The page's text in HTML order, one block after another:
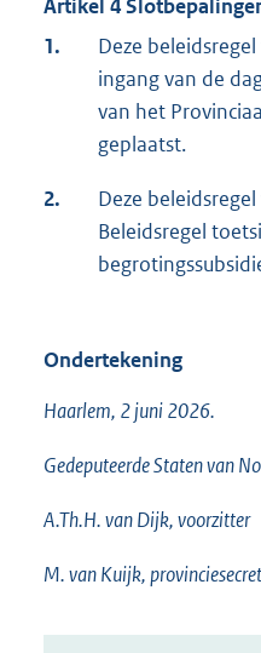
Artikel 4
1.
Deze
ingang van de
van het
geplaatst.
2.
Deze
Beleidsregel
Ondertekening
Haarlem, 2 juni 2026.
Gedeputeerde Staten van
A.Th.H. van Dijk, voorzitter
M. van Kuijk,